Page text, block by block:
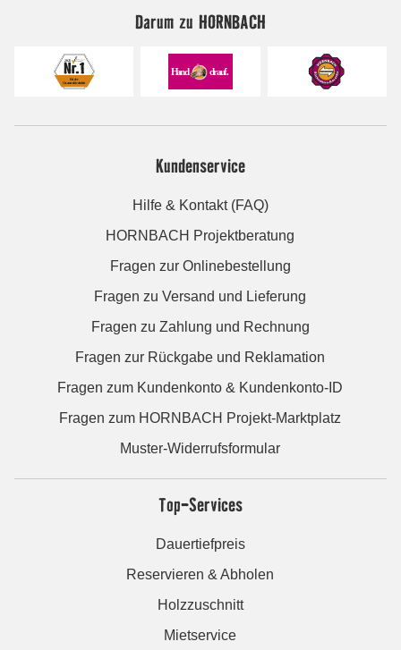
Darum zu HORNBACH
Kundenservice
Hilfe & Kontakt (FAQ)
HORNBACH Projektberatung
Fragen zur Onlinebestellung
Fragen zu Versand und Lieferung
Fragen zu Zahlung und Rechnung
Fragen zur Rückgabe und Reklamation
Fragen zum Kundenkonto & Kundenkonto-ID
Fragen zum HORNBACH Projekt-Marktplatz
Muster-Widerrufsformular
Top-Services
Dauertiefpreis
Reservieren & Abholen
Holzzuschnitt
Mietservice